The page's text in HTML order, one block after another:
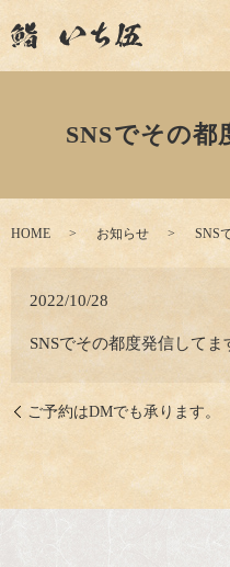
SNSでその都
HOME お知らせ SNS
2022/10/28
SNSでその都度発信してま
ご予約はDMでも承ります。